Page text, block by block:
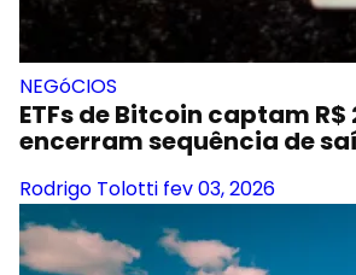
NEGóCIOS
ETFs de Bitcoin captam R$
encerram sequência de
Rodrigo Tolotti fev 03, 2026